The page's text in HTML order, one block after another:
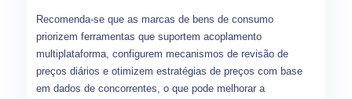
Recomenda-se que as marcas de bens de consumo
priorizem ferramentas que suportem acoplamento
multiplataforma, configurem mecanismos de revisão de
preços diários e otimizem estratégias de preços com base
em dados de concorrentes, o que pode melhorar a